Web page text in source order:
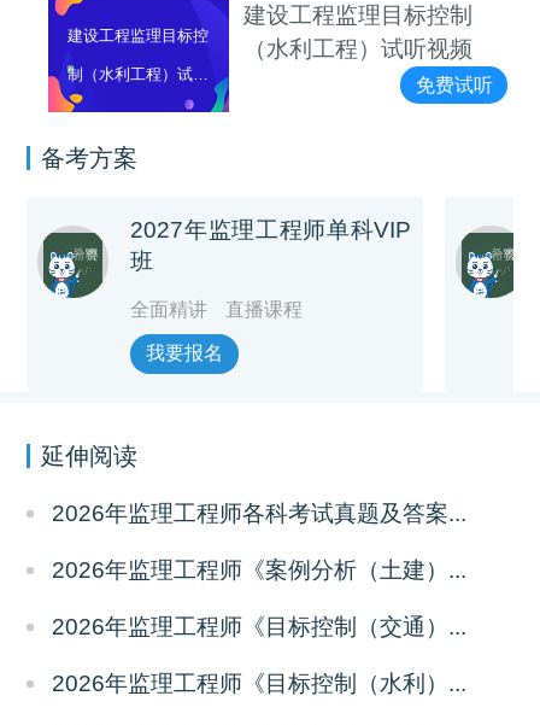
建设工程监理目标控
制（水利工程）试听
视频
建设工程监理目标控制
（水利工程）试听视频
免费试听
备考方案
2027年监理工程师单科VIP
班
全面精讲 直播课程
我要报名
延伸阅读
2026年监理工程师各科考试真题及答案...
2026年监理工程师《案例分析（土建）...
2026年监理工程师《目标控制（交通）...
2026年监理工程师《目标控制（水利）...